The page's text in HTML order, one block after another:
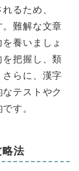
るため、
難解な文章
養いましょ
把握し、類
らに、漢字
テストやク
す。
法